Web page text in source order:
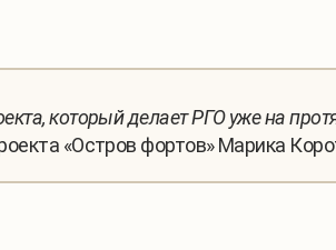
который делает РГО уже на
«Остров фортов» Марика